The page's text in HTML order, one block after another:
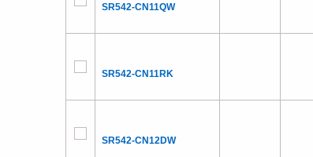
SR542-CN11QW
SR542-CN11RK
SR542-CN12DW